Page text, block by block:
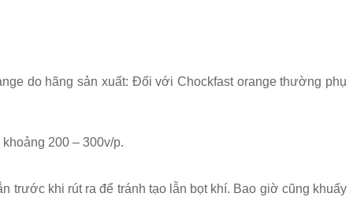
do hãng sản xuất: Đối với Chockfast orange thường phụ
200 – 300v/p.
trước khi rút ra để tránh tạo lẫn bọt khí. Bao giờ cũng khuấy